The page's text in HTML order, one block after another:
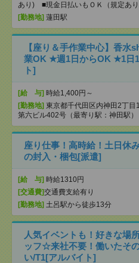
あり) ■現金日払いもＯＫ（規定あり
[勤務地] 蓮田駅
【座り＆手作業中心】香
業OK ★週1日からOK ★1日
ト]
[給 与] 時給1,400円～
[勤務地] 東京都千代田区内神田2丁目
第六ビル402号（最寄り駅：神田駅）
座り仕事！高時給！土日休
の封入・梱包[派遣]
[給 与] 時給1310円
[交通費]交通費支給有り
[勤務地] 土呂駅から徒歩13分
人気イベントも！好きな場
ッフ☆来社不要！働いたそ
い/T1[アルバイト]